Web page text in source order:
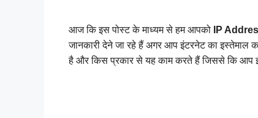
आज कि इस पोस्ट के माध्यम से हम आपको IP
जानकारी देने जा रहे हैं अगर आप इंटरनेट का इस्तेमाल
है और किस प्रकार से यह काम करते हैं जिससे कि आप